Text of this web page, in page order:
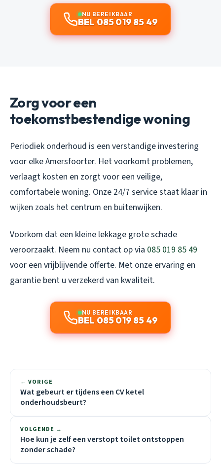
NU BEREIKBAAR
BEL 085 019 85 49
Zorg voor een
toekomstbestendige woning
Periodiek onderhoud is een verstandige investering
voor elke Amersfoorter. Het voorkomt problemen,
verlaagt kosten en zorgt voor een veilige,
comfortabele woning. Onze 24/7 service staat klaar in
wijken zoals het centrum en buitenwijken.
Voorkom dat een kleine lekkage grote schade
veroorzaakt. Neem nu contact op via 085 019 85 49
voor een vrijblijvende offerte. Met onze ervaring en
garantie bent u verzekerd van kwaliteit.
NU BEREIKBAAR
BEL 085 019 85 49
← VORIGE
Wat gebeurt er tijdens een CV ketel
onderhoudsbeurt?
VOLGENDE →
Hoe kun je zelf een verstopt toilet ontstoppen
zonder schade?